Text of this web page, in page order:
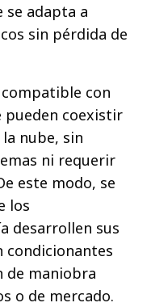
adapta a
sin pérdida de
con
pueden coexistir
nube, sin
ni requerir
este modo, se
los
desarrollen sus
condicionantes
de maniobra
o de mercado.